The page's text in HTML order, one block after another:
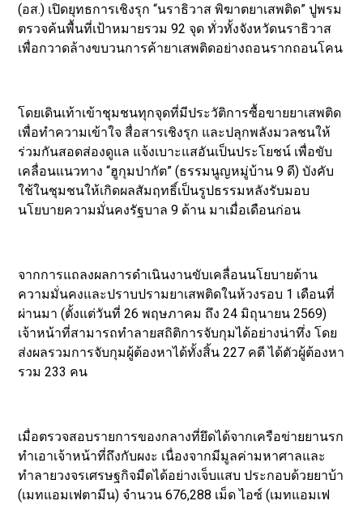
(อส.) เปิดยุทธการเชิงรุก “นราธิวาส พิฆาตยาเสพติด” ปูพรม
ตรวจค้นพื้นที่เป้าหมายรวม 92 จุด ทั่วทั้งจังหวัดนราธิวาส
เพื่อกวาดล้างขบวนการค้ายาเสพติดอย่างถอนรากถอนโคน
โดยเดินเท้าเข้าชุมชนทุกจุดที่มีประวัติการซื้อขายยาเสพติด
เพื่อทำความเข้าใจ สื่อสารเชิงรุก และปลุกพลังมวลชนให้
ร่วมกันสอดส่องดูแล แจ้งเบาะแสอันเป็นประโยชน์ เพื่อขับ
เคลื่อนแนวทาง “ฮูกุมปากัต” (ธรรมนูญหมู่บ้าน 9 ดี) บังคับ
ใช้ในชุมชนให้เกิดผลสัมฤทธิ์เป็นรูปธรรมหลังรับมอบ
นโยบายความมั่นคงรัฐบาล 9 ด้าน มาเมื่อเดือนก่อน
จากการแถลงผลการดำเนินงานขับเคลื่อนนโยบายด้าน
ความมั่นคงและปราบปรามยาเสพติดในห้วงรอบ 1 เดือนที่
ผ่านมา (ตั้งแต่วันที่ 26 พฤษภาคม ถึง 24 มิถุนายน 2569)
เจ้าหน้าที่สามารถทำลายสถิติการจับกุมได้อย่างน่าทึ่ง โดย
ส่งผลรวมการจับกุมผู้ต้องหาได้ทั้งสิ้น 227 คดี ได้ตัวผู้ต้องหา
รวม 233 คน
เมื่อตรวจสอบรายการของกลางที่ยึดได้จากเครือข่ายยานรก
ทำเอาเจ้าหน้าที่ถึงกับผงะ เนื่องจากมีมูลค่ามหาศาลและ
ทำลายวงจรเศรษฐกิจมืดได้อย่างเจ็บแสบ ประกอบด้วยยาบ้า
(เมทแอมเฟตามีน) จำนวน 676,288 เม็ด ไอซ์ (เมทแอมเฟ